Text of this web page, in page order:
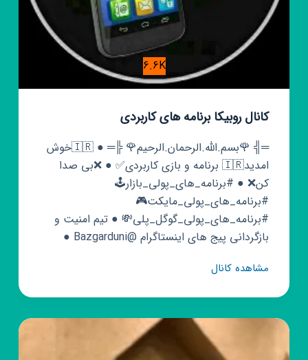
6.6K
کانال روبیکا برنامه های کاربردی
═╣ 🌹بسم.الله.الرحمان.الرحیم🌹 ╠═ ● 🇮🇷خوش
امدید🇮🇷 برنامه و بازی کاربردی✅ ● ❌بی صدا
کن❌ ● #برنامه_های_پولی_بازار🕹
#برنامه_های_پولی_مایکت🎮
#برنامه_های_پولی_گوگل_پلی💸 ● تیم امنیت و
بازگردانی پیج های اینستاگرام @Bazgarduni ●
مشاهده کانالکانال
برنامه
های
کاربردی